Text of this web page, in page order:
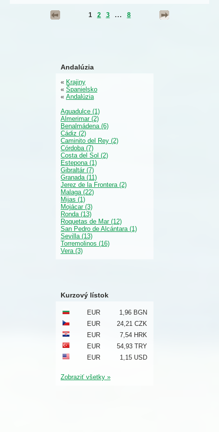
1 2 3 ... 8
Andalúzia
« Krajiny
« Španielsko
« Andalúzia
Aguadulce (1)
Almerimar (2)
Benalmádena (6)
Cádiz (2)
Caminito del Rey (2)
Córdoba (7)
Costa del Sol (2)
Estepona (1)
Gibraltár (7)
Granada (11)
Jerez de la Frontera (2)
Malaga (22)
Mijas (1)
Mojácar (3)
Ronda (13)
Roquetas de Mar (12)
San Pedro de Alcántara (1)
Sevilla (13)
Torremolinos (16)
Vera (3)
Kurzový lístok
EUR
1,96 BGN
EUR
24,21 CZK
EUR
7,54 HRK
EUR
54,93 TRY
EUR
1,15 USD
Zobraziť všetky »